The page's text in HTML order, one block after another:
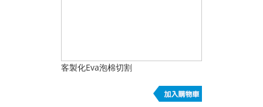
客製化Eva泡棉切割